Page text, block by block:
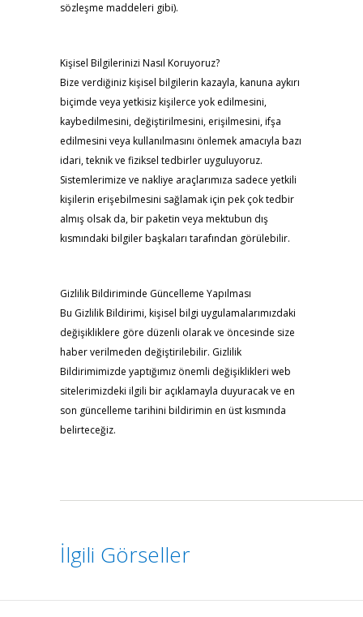
sözleşme maddeleri gibi).
Kişisel Bilgilerinizi Nasıl Koruyoruz?
Bize verdiğiniz kişisel bilgilerin kazayla, kanuna aykırı
biçimde veya yetkisiz kişilerce yok edilmesini,
kaybedilmesini, değiştirilmesini, erişilmesini, ifşa
edilmesini veya kullanılmasını önlemek amacıyla bazı
idari, teknik ve fiziksel tedbirler uyguluyoruz.
Sistemlerimize ve nakliye araçlarımıza sadece yetkili
kişilerin erişebilmesini sağlamak için pek çok tedbir
almış olsak da, bir paketin veya mektubun dış
kısmındaki bilgiler başkaları tarafından görülebilir.
Gizlilik Bildiriminde Güncelleme Yapılması
Bu Gizlilik Bildirimi, kişisel bilgi uygulamalarımızdaki
değişikliklere göre düzenli olarak ve öncesinde size
haber verilmeden değiştirilebilir. Gizlilik
Bildirimimizde yaptığımız önemli değişiklikleri web
sitelerimizdeki ilgili bir açıklamayla duyuracak ve en
son güncelleme tarihini bildirimin en üst kısmında
belirteceğiz.
İlgili Görseller